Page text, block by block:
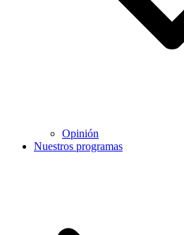
Opinión
Nuestros programas